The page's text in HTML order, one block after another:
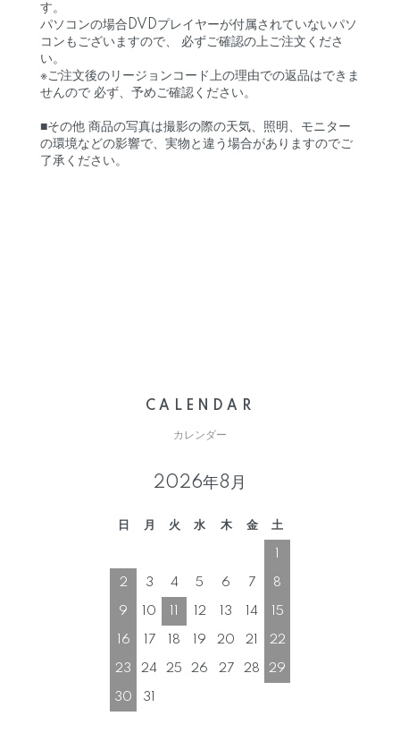
す。
パソコンの場合DVDプレイヤーが付属されていないパソ
コンもございますので、 必ずご確認の上ご注文くださ
い。
※ご注文後のリージョンコード上の理由での返品はできま
せんので 必ず、予めご確認ください。
■その他 商品の写真は撮影の際の天気、照明、モニター
の環境などの影響で、実物と違う場合がありますのでご
了承ください。
CALENDAR
カレンダー
2026年8月
日 月 火 水 木 金 土
2 3 4 5 6 7 8
9 10 12 13 14 15
16 17 18 19 20 21 22
23 24 25 26 27 28 29
30 31